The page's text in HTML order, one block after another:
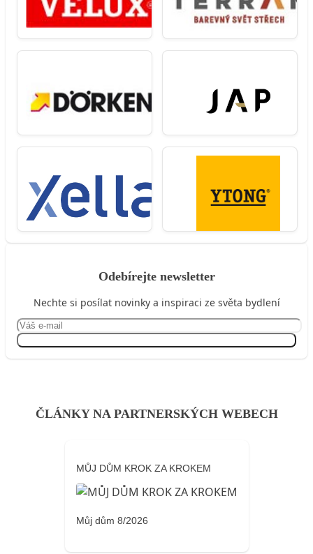
Odebírejte newsletter
Nechte si posílat novinky a inspiraci ze světa bydlení
ČLÁNKY NA PARTNERSKÝCH WEBECH
MŮJ DŮM KROK ZA KROKEM
Můj dům 8/2026